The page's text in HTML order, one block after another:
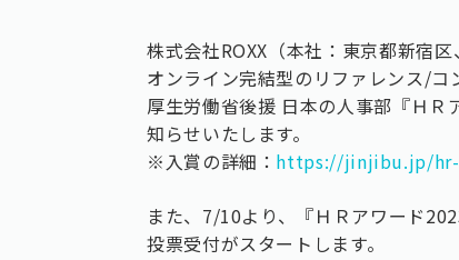
株式会社ROXX（本社：東京都新宿
オンライン完結型のリファレンス/コ
厚生労働省後援 日本の人事部『Ｈ
知らせいたします。
※入賞の詳細： https://jinjibu.jp/hr-
また、7/10より、『ＨＲアワード
投票受付がスタートします。